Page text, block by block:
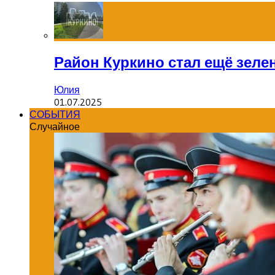
Район Куркино стал ещё
Юлия
01.07.2025
СОБЫТИЯ
Случайное